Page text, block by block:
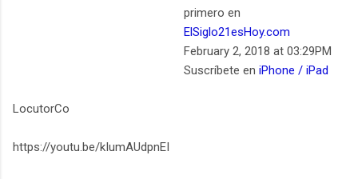
primero en
ElSiglo21esHoy.com
February 2, 2018 at 03:29PM
Suscríbete en iPhone / iPad
LocutorCo
https://youtu.be/kIumAUdpnEI